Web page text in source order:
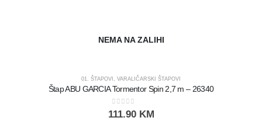
NEMA NA ZALIHI
01. ŠTAPOVI , VARALIČARSKI ŠTAPOVI
Štap ABU GARCIA Tormentor Spin 2,7 m – 26340
0out of 5
111.90 KM